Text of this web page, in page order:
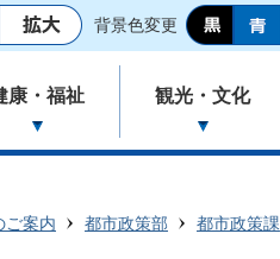
背景色変更
康・福祉 観光・文化
ご案内 都市政策部 都市政策課